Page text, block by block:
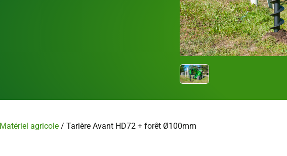
Matériel agricole / Tarière Avant HD72 + forêt Ø100mm